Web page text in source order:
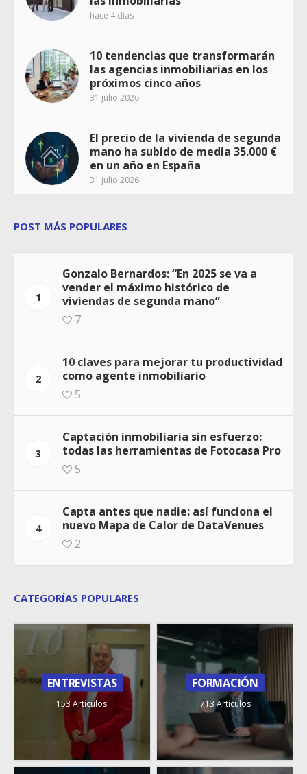
hace 4 días
10 tendencias que transformarán
las agencias inmobiliarias en los
próximos cinco años
31 julio 2026
El precio de la vivienda de segunda
mano ha subido de media 35.000 €
en un año en España
31 julio 2026
POST MÁS POPULARES
1
Gonzalo Bernardos: “En 2025 se va a
vender el máximo histórico de
viviendas de segunda mano”
7
2
10 claves para mejorar tu productividad
como agente inmobiliario
5
3
Captación inmobiliaria sin esfuerzo:
todas las herramientas de Fotocasa Pro
5
4
Capta antes que nadie: así funciona el
nuevo Mapa de Calor de DataVenues
2
CATEGORÍAS POPULARES
ENTREVISTAS
153 Artículos
FORMACIÓN
713 Artículos